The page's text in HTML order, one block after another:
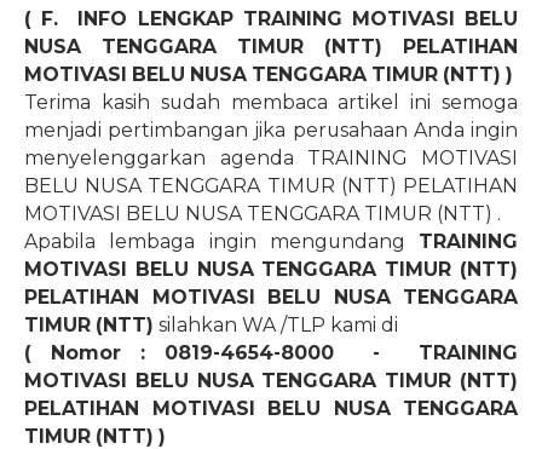
( F.
INFO LENGKAP TRAINING MOTIVASI BELU
NUSA TENGGARA TIMUR (NTT) PELATIHAN
MOTIVASI BELU NUSA TENGGARA TIMUR (NTT) )
Terima kasih sudah membaca artikel ini semoga
menjadi pertimbangan jika perusahaan Anda ingin
menyelenggarkan agenda TRAINING MOTIVASI
BELU NUSA TENGGARA TIMUR (NTT) PELATIHAN
MOTIVASI BELU NUSA TENGGARA TIMUR (NTT) .
Apabila lembaga ingin mengundang TRAINING
MOTIVASI BELU NUSA TENGGARA TIMUR (NTT)
PELATIHAN MOTIVASI BELU NUSA TENGGARA
TIMUR (NTT) silahkan WA /TLP kami di
( Nomor : 0819-4654-8000
-
TRAINING
MOTIVASI BELU NUSA TENGGARA TIMUR (NTT)
PELATIHAN MOTIVASI BELU NUSA TENGGARA
TIMUR (NTT) )